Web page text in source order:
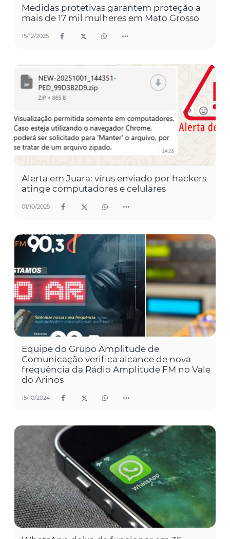
Medidas protetivas garantem proteção a
mais de 17 mil mulheres em Mato Grosso
15/12/2025
Alerta em Juara: vírus enviado por hackers
atinge computadores e celulares
01/10/2025
Equipe do Grupo Amplitude de
Comunicação verifica alcance de nova
frequência da Rádio Amplitude FM no Vale
do Arinos
15/10/2024